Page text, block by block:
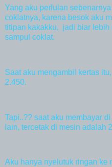
Yang aku perlulan
coklatnya, karena besok aku
titipan kakakku, jadi biar lebih
sampul coklat.
Saat aku mengambil kertas
2.450.
Tapi..?? saat aku membayar
lain, tercetak di mesin adalah
Aku hanya nyelutuk ringan ke